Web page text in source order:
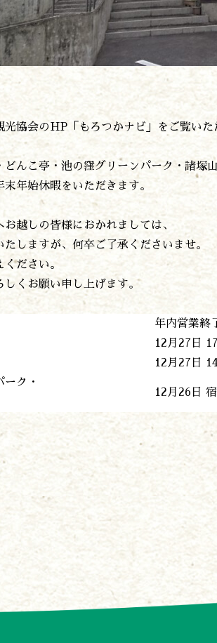
光協会のHP「もろつかナビ」をご覧いた
んこ亭・池の窪グリーンパーク・諸塚
年始休暇をいただきます。
お越しの皆様におかれましては、
たしますが、何卒ご了承くださいませ。
ください。
しくお願い申し上げます。
年内営業終
12月27日
12月27日
ク・
12月26日